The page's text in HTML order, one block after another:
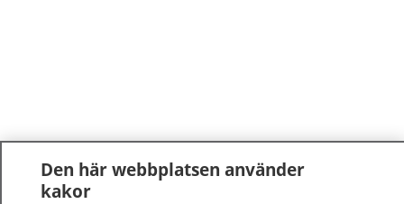
Den här webbplatsen använder
kakor